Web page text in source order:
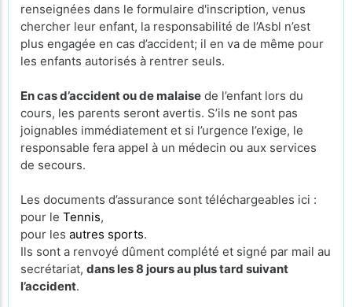
renseignées dans le formulaire d'inscription, venus
chercher leur enfant, la responsabilité de l’Asbl n’est
plus engagée en cas d’accident; il en va de même pour
les enfants autorisés à rentrer seuls.
En cas d’accident ou de malaise de l’enfant lors du
cours, les parents seront avertis. S’ils ne sont pas
joignables immédiatement et si l’urgence l’exige, le
responsable fera appel à un médecin ou aux services
de secours.
Les documents d’assurance sont téléchargeables ici :
pour le Tennis,
pour les autres sports.
Ils sont a renvoyé dûment complété et signé par mail au
secrétariat, dans les 8 jours au plus tard suivant
l’accident.